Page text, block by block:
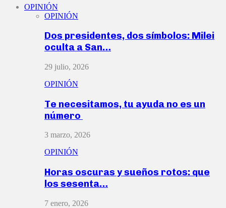
OPINIÓN
OPINIÓN
Dos presidentes, dos símbolos: Milei
oculta a San…
29 julio, 2026
OPINIÓN
Te necesitamos, tu ayuda no es un
número
3 marzo, 2026
OPINIÓN
Horas oscuras y sueños rotos: que
los sesenta…
7 enero, 2026